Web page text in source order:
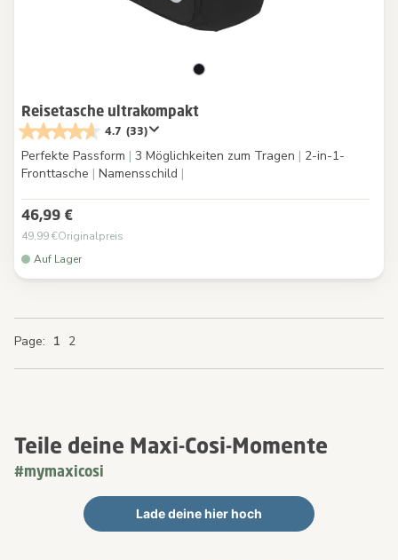
Reisetasche ultrakompakt
4.7 (33)
Perfekte Passform | 3 Möglichkeiten zum Tragen | 2-in-1-
Fronttasche | Namensschild |
46,99 €
49,99 €Originalpreis
Auf Lager
Page You're currently reading page
1 Page
2
Teile deine Maxi-Cosi-Momente
#mymaxicosi
Lade deine hier hoch